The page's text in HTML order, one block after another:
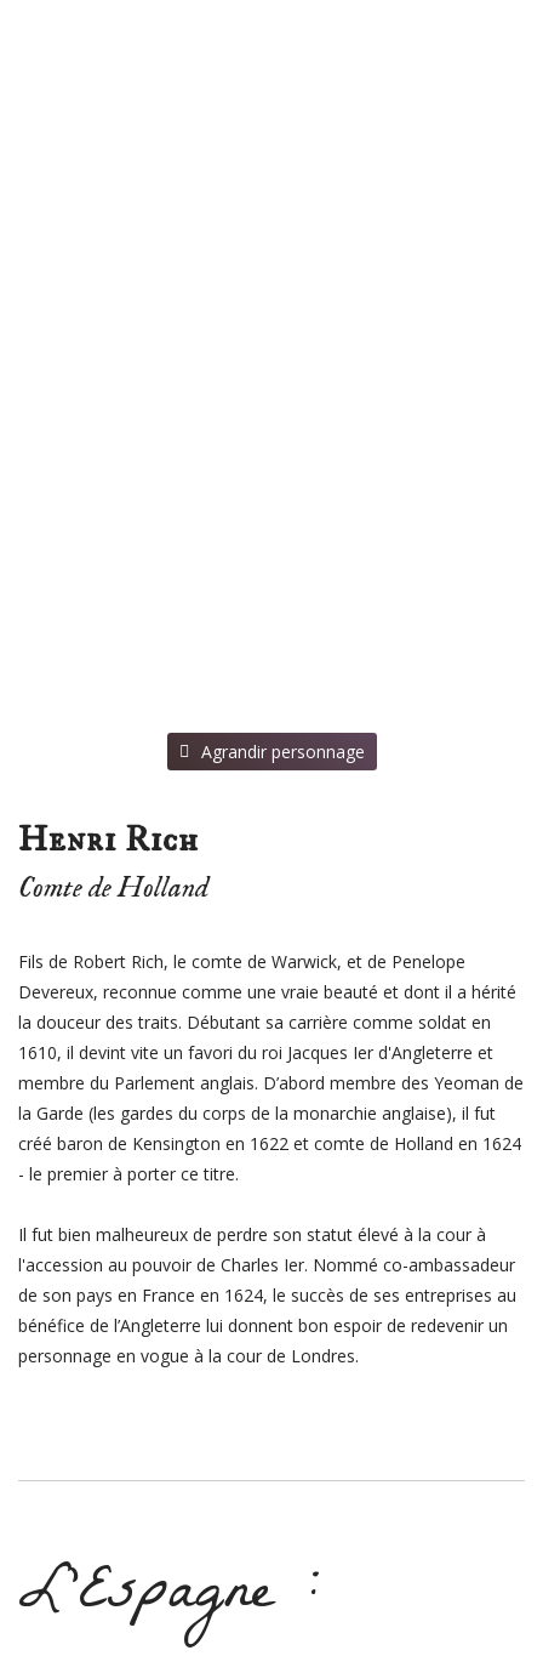
⠀Agrandir personnage
Henri Rich
Comte de Holland
Fils de Robert Rich, le comte de Warwick, et de Penelope
Devereux, reconnue comme une vraie beauté et dont il a hérité
la douceur des traits. Débutant sa carrière comme soldat en
1610, il devint vite un favori du roi Jacques Ier d'Angleterre et
membre du Parlement anglais. D’abord membre des Yeoman de
la Garde (les gardes du corps de la monarchie anglaise), il fut
créé baron de Kensington en 1622 et comte de Holland en 1624
- le premier à porter ce titre.
Il fut bien malheureux de perdre son statut élevé à la cour à
l'accession au pouvoir de Charles Ier. Nommé co-ambassadeur
de son pays en France en 1624, le succès de ses entreprises au
bénéfice de l’Angleterre lui donnent bon espoir de redevenir un
personnage en vogue à la cour de Londres.
L’Espagne :